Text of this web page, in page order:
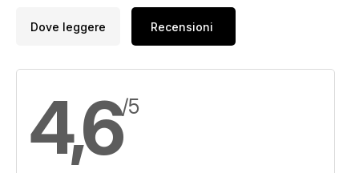
Dove leggere Recensioni
4,6/5